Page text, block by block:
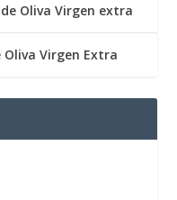
Oliva Virgen extra
Oliva Virgen Extra